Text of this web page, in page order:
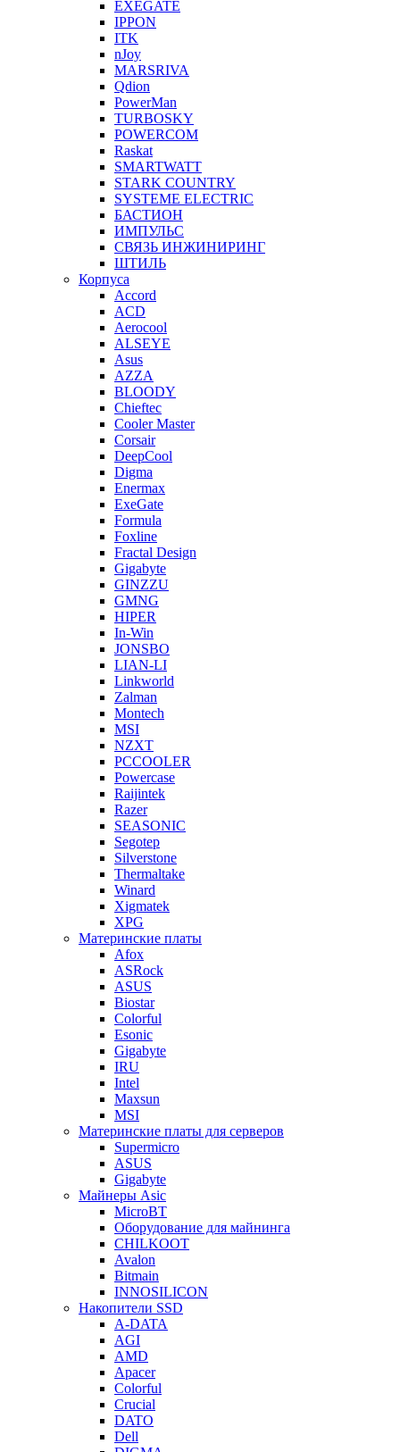
EXEGATE
IPPON
ITK
nJoy
MARSRIVA
Qdion
PowerMan
TURBOSKY
POWERCOM
Raskat
SMARTWATT
STARK COUNTRY
SYSTEME ELECTRIC
БАСТИОН
ИМПУЛЬС
СВЯЗЬ ИНЖИНИРИНГ
ШТИЛЬ
Корпуса
Accord
ACD
Aerocool
ALSEYE
Asus
AZZA
BLOODY
Chieftec
Cooler Master
Corsair
DeepCool
Digma
Enermax
ExeGate
Formula
Foxline
Fractal Design
Gigabyte
GINZZU
GMNG
HIPER
In-Win
JONSBO
LIAN-LI
Linkworld
Zalman
Montech
MSI
NZXT
PCCOOLER
Powercase
Raijintek
Razer
SEASONIC
Segotep
Silverstone
Thermaltake
Winard
Xigmatek
XPG
Материнские платы
Afox
ASRock
ASUS
Biostar
Colorful
Esonic
Gigabyte
IRU
Intel
Maxsun
MSI
Материнские платы для серверов
Supermicro
ASUS
Gigabyte
Майнеры Asic
MicroBT
Оборудование для майнинга
CHILKOOT
Avalon
Bitmain
INNOSILICON
Накопители SSD
A-DATA
AGI
AMD
Apacer
Colorful
Crucial
DATO
Dell